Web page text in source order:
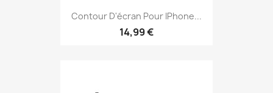
Contour D'écran Pour IPhone...
14,99 €